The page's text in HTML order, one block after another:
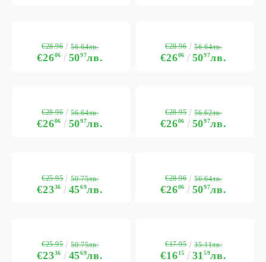
€2606 5097лв.
€28.96 56.64лв.
€2606 5097лв.
€28.96 56.64лв.
€2606 5097лв.
€28.96 56.64лв.
€2606 5097лв.
€28.95 56.62лв.
€2336 4569лв.
€25.95 50.75лв.
€2606 5097лв.
€28.96 56.64лв.
€2336 4569лв.
€25.95 50.75лв.
€1615 3159лв.
€17.95 35.11лв.